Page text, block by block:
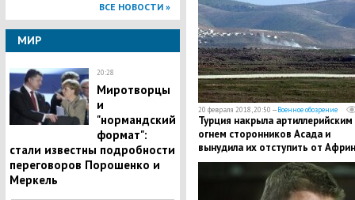
ВСЕ НОВОСТИ »
МИР
20:28
Миротворцы
и
"нормандский
формат":
стали известны подробности
переговоров Порошенко и
Меркель
20 февраля 2018, 20:50 —Военное обозрение
Турция накрыла артиллерийским
огнем сторонников Асада и
вынудила их отступить от
кадры